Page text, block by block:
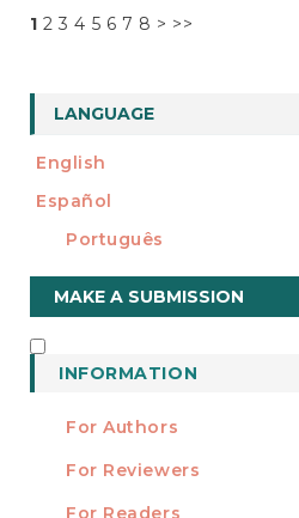
1 2 3 4 5 6 7 8 > >>
LANGUAGE
English
Español
Português
Make
a
Submission
MAKE A SUBMISSION
INFORMATION
For Authors
For Reviewers
For Readers